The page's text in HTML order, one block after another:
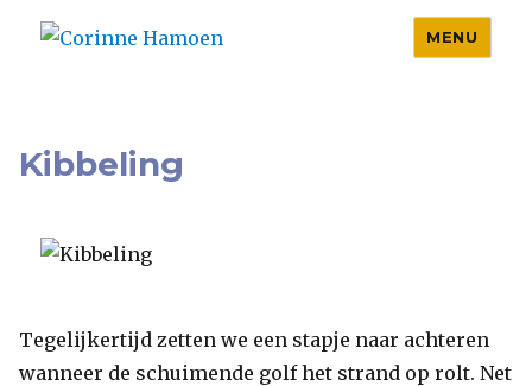
MENU
Kibbeling
Tegelijkertijd zetten we een stapje naar achteren
wanneer de schuimende golf het strand op rolt. Net